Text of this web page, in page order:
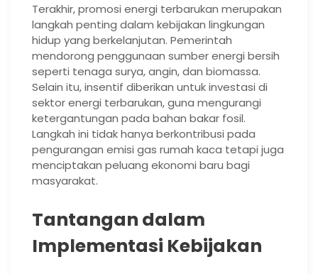
Terakhir, promosi energi terbarukan merupakan
langkah penting dalam kebijakan lingkungan
hidup yang berkelanjutan. Pemerintah
mendorong penggunaan sumber energi bersih
seperti tenaga surya, angin, dan biomassa.
Selain itu, insentif diberikan untuk investasi di
sektor energi terbarukan, guna mengurangi
ketergantungan pada bahan bakar fosil.
Langkah ini tidak hanya berkontribusi pada
pengurangan emisi gas rumah kaca tetapi juga
menciptakan peluang ekonomi baru bagi
masyarakat.
Tantangan dalam
Implementasi Kebijakan